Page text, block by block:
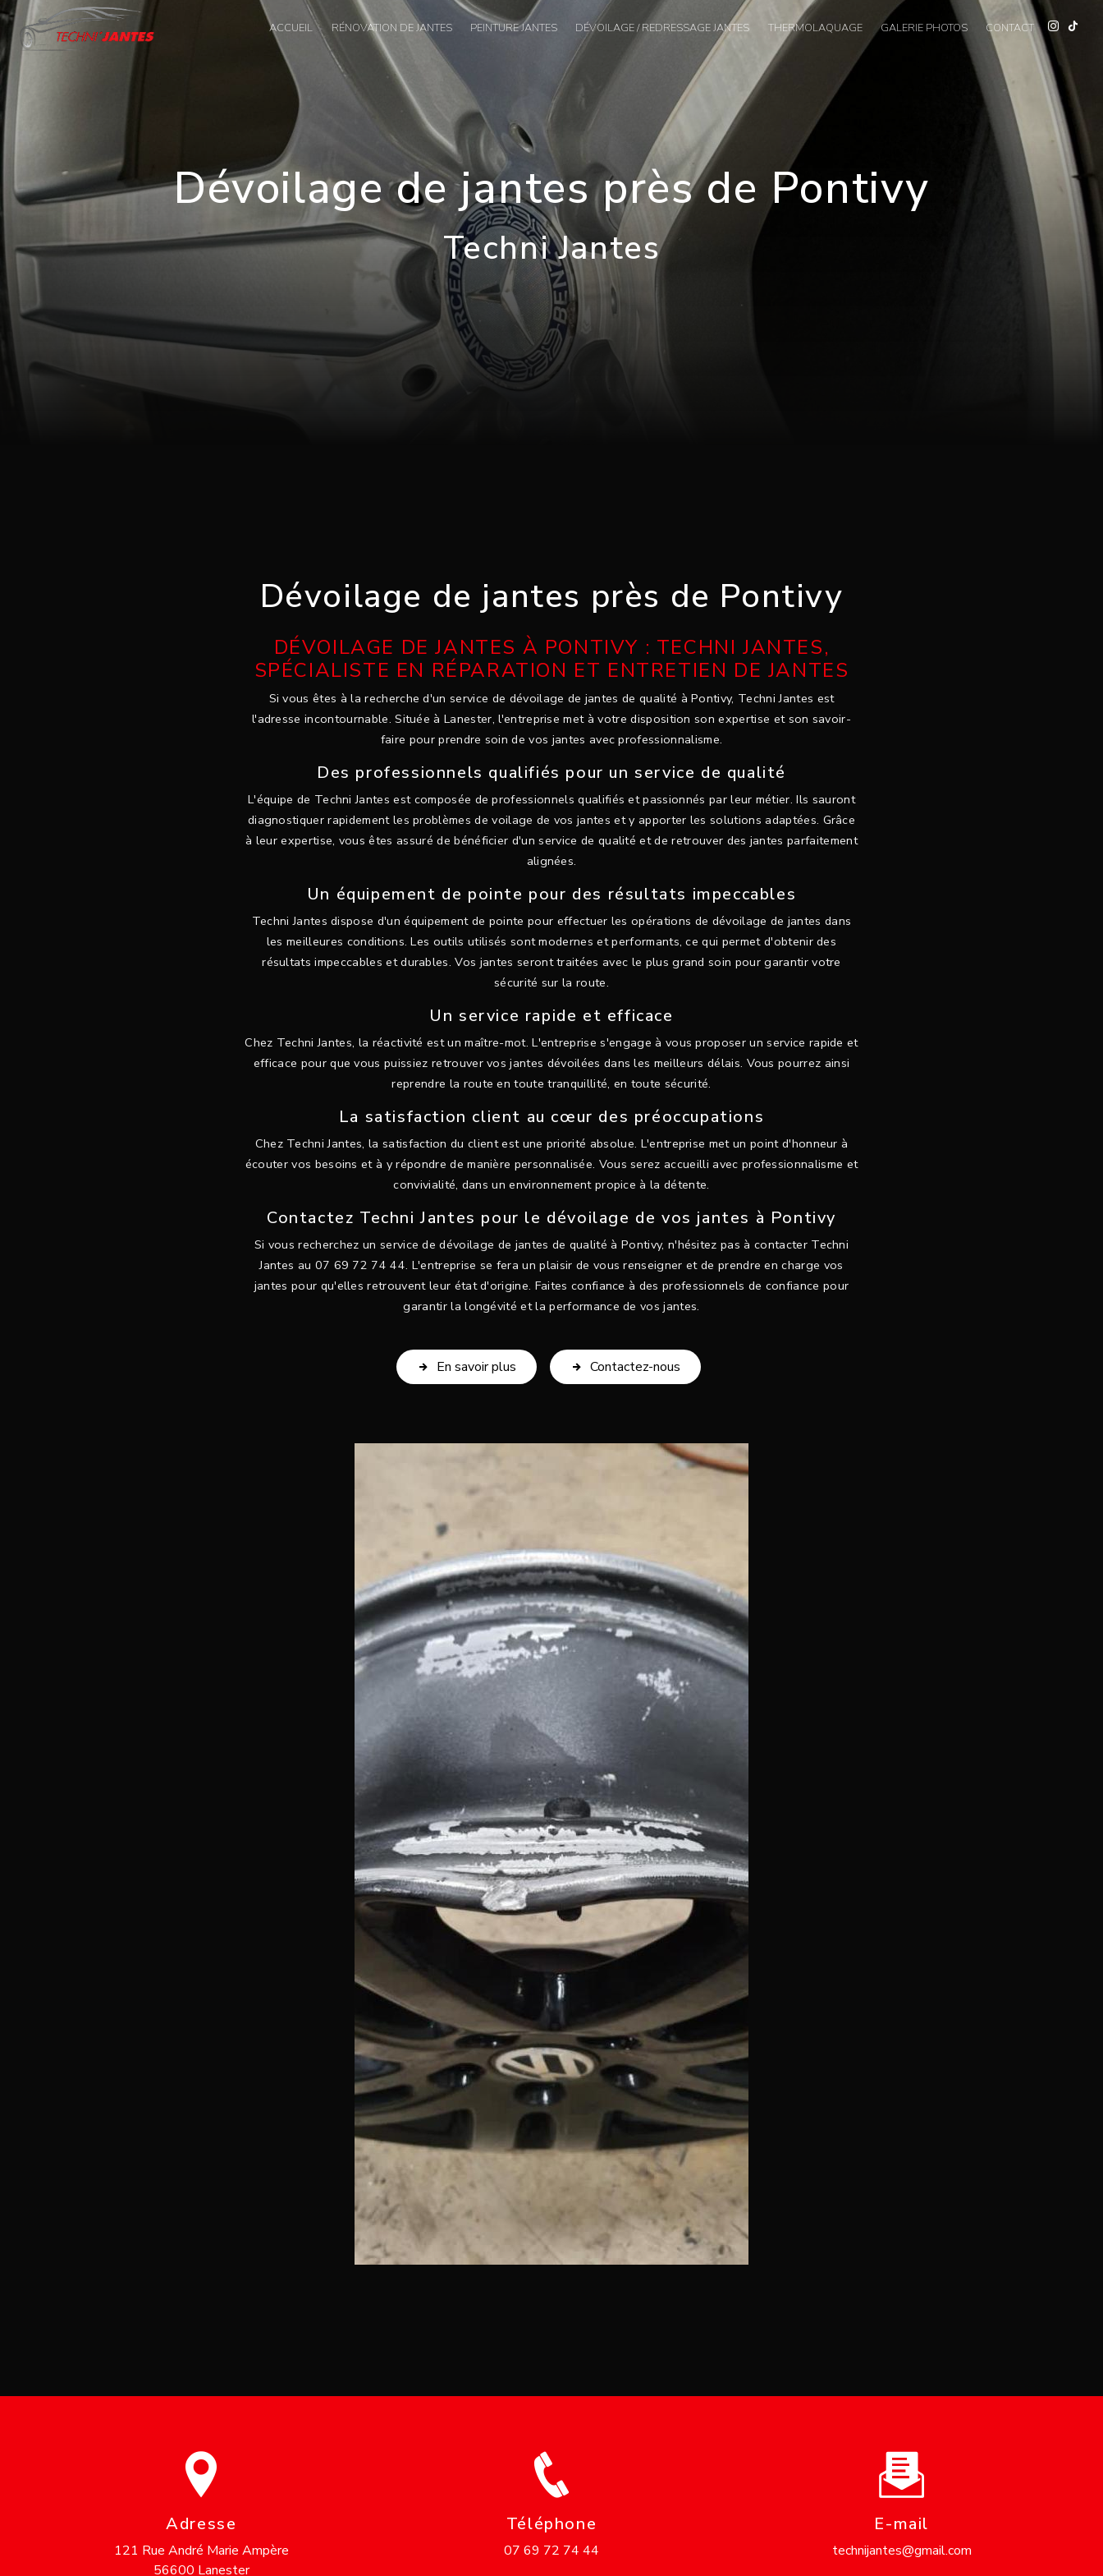
ACCUEIL RÉNOVATION DE JANTES PEINTURE JANTES DÉVOILAGE / REDRESSAGE JANTES THERMOLAQUAGE GALERIE PHOTOS CONTACT
Dévoilage de jantes près de Pontivy
Techni Jantes
Dévoilage de jantes près de Pontivy
DÉVOILAGE DE JANTES À PONTIVY : TECHNI JANTES,
SPÉCIALISTE EN RÉPARATION ET ENTRETIEN DE JANTES
Si vous êtes à la recherche d'un service de dévoilage de jantes de qualité à Pontivy, Techni Jantes est
l'adresse incontournable. Située à Lanester, l'entreprise met à votre disposition son expertise et son savoir-
faire pour prendre soin de vos jantes avec professionnalisme.
Des professionnels qualifiés pour un service de qualité
L'équipe de Techni Jantes est composée de professionnels qualifiés et passionnés par leur métier. Ils sauront
diagnostiquer rapidement les problèmes de voilage de vos jantes et y apporter les solutions adaptées. Grâce
à leur expertise, vous êtes assuré de bénéficier d'un service de qualité et de retrouver des jantes parfaitement
alignées.
Un équipement de pointe pour des résultats impeccables
Techni Jantes dispose d'un équipement de pointe pour effectuer les opérations de dévoilage de jantes dans
les meilleures conditions. Les outils utilisés sont modernes et performants, ce qui permet d'obtenir des
résultats impeccables et durables. Vos jantes seront traitées avec le plus grand soin pour garantir votre
sécurité sur la route.
Un service rapide et efficace
Chez Techni Jantes, la réactivité est un maître-mot. L'entreprise s'engage à vous proposer un service rapide et
efficace pour que vous puissiez retrouver vos jantes dévoilées dans les meilleurs délais. Vous pourrez ainsi
reprendre la route en toute tranquillité, en toute sécurité.
La satisfaction client au cœur des préoccupations
Chez Techni Jantes, la satisfaction du client est une priorité absolue. L'entreprise met un point d'honneur à
écouter vos besoins et à y répondre de manière personnalisée. Vous serez accueilli avec professionnalisme et
convivialité, dans un environnement propice à la détente.
Contactez Techni Jantes pour le dévoilage de vos jantes à Pontivy
Si vous recherchez un service de dévoilage de jantes de qualité à Pontivy, n'hésitez pas à contacter Techni
Jantes au 07 69 72 74 44. L'entreprise se fera un plaisir de vous renseigner et de prendre en charge vos
jantes pour qu'elles retrouvent leur état d'origine. Faites confiance à des professionnels de confiance pour
garantir la longévité et la performance de vos jantes.
En savoir plus Contactez-nous
Adresse
121 Rue André Marie Ampère
56600 Lanester
Téléphone
07 69 72 74 44
E-mail
technijantes@gmail.com
Panneau de gestion des cookies